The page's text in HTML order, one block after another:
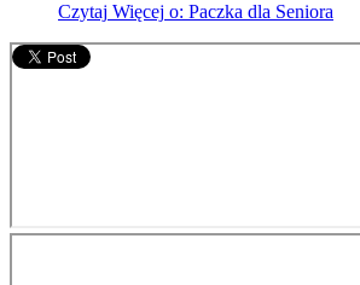
Czytaj Więcej o: Paczka dla Seniora